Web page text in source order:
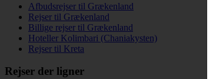
Afbudsrejser til Grækenland
Rejser til Grækenland
Billige rejser til Grækenland
Hoteller Kolimbari (Chaniakysten)
Rejser til Kreta
Rejser der ligner